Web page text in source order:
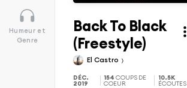
Humeur et
Genre
Back To Black
(Freestyle)
El Castro
DÉC.
2019
154COUPS DE
COEUR
10.5K
ÉCOUTES